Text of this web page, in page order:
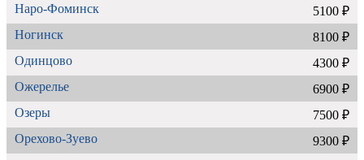
Наро-Фоминск
5100 ₽
Ногинск
8100 ₽
Одинцово
4300 ₽
Ожерелье
6900 ₽
Озеры
7500 ₽
Орехово-Зуево
9300 ₽